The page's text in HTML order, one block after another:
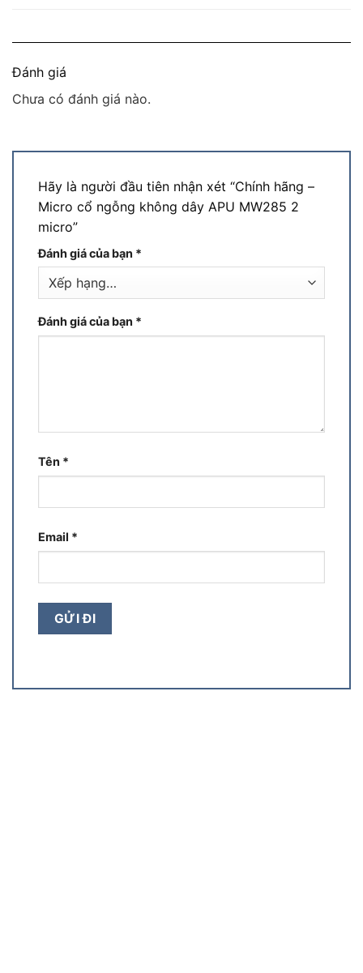
Đánh giá
Chưa có đánh giá nào.
Hãy là người đầu tiên nhận xét “Chính hãng –
Micro cổ ngỗng không dây APU MW285 2
micro”
Đánh giá của bạn *
Đánh giá của bạn *
Tên *
Email *